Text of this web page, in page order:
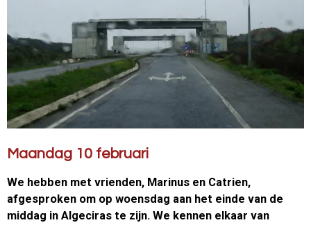
Maandag 10 februari
We hebben met vrienden, Marinus en Catrien,
afgesproken om op woensdag aan het einde van de
middag in Algeciras te zijn. We kennen elkaar van